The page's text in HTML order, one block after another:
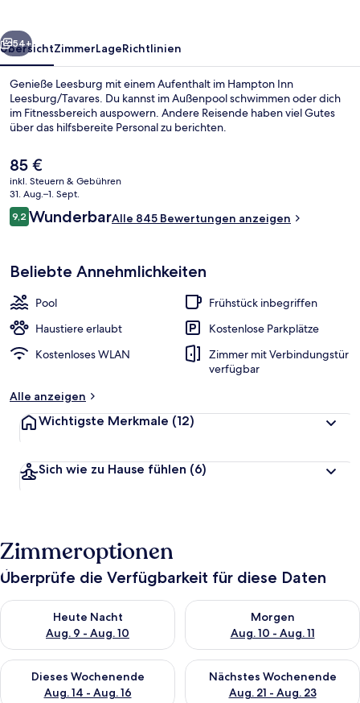
Lobby
Weiter
54+
ÜbersichtZimmerLageRichtlinien
Genieße Leesburg mit einem Aufenthalt im Hampton Inn
Leesburg/Tavares. Du kannst im Außenpool schwimmen oder dich
im Fitnessbereich auspowern. Andere Reisende haben viel Gutes
über das hilfsbereite Personal zu berichten.
Der
aktuelle
Preis
beträgt
85 €.
85 €
inkl. Steuern & Gebühren
31. Aug.–1. Sept.
Bewertungen
9,29,2 von 10.
WunderbarAlle 845 Bewertungen anzeigen
Beliebte Annehmlichkeiten
Pool
Frühstück inbegriffen
Haustiere erlaubt
Kostenlose Parkplätze
Kostenloses WLAN
Zimmer mit Verbindungstür
verfügbar
Alle anzeigen
Wichtigste Merkmale (12)
Sich wie zu Hause fühlen (6)
Zimmeroptionen
Überprüfe die Verfügbarkeit für diese Daten
Heute Nacht
Aug. 9 - Aug. 10
Überprüfe die Verfügbarkeit für heute Nacht, Aug. 9 - Aug.
Morgen
Aug. 10 - Aug. 11
Überprüfe die Verfügbarkeit
Dieses Wochenende
Aug. 14 - Aug. 16
Überprüfe die Verfügbarkeit für dieses Wochenende, Aug. 14
Nächstes Wochenende
Aug. 21 - Aug. 23
Überprüfe die Verfügbarkeit